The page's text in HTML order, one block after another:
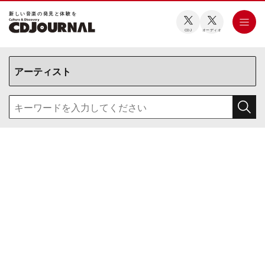
新しい⾳楽の発⾒と体験を
CDJ オーディオ